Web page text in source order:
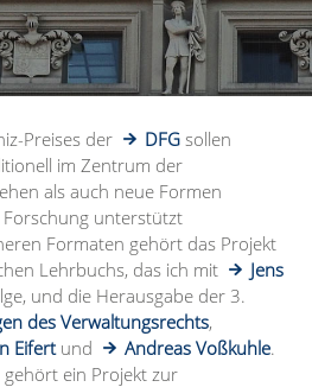
Preises der DFG sollen
im Zentrum der
als auch neue Formen
unterstützt
Formaten gehört das Projekt
Lehrbuchs, das ich mit
Jens
und die Herausgabe der 3.
des Verwaltungsrechts,
Eifertund Andreas Voßkuhle.
ein Projekt zur